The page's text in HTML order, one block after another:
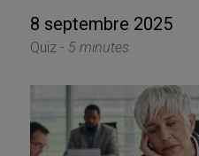
8 septembre 2025
Quiz - 5 minutes